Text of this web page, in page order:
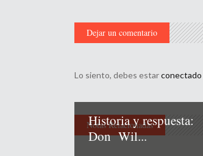
Dejar un comentario
Lo siento, debes estarconectado
Notas Relacionadas
Historia y respuesta:
Don Wil...